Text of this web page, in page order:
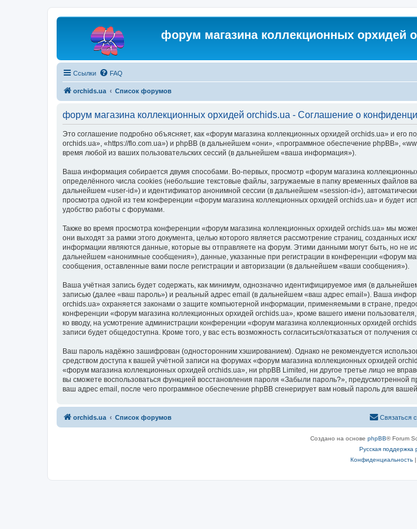
форум магазина коллекционных орхидей
Ссылки FAQ
orchids.ua Список форумов
форум магазина коллекционных орхидей orchids.ua - Соглашение о
Это соглашение подробно объясняет, как «форум магазина коллекционных орхидей orchids.ua» и
orchids.ua», «https://flo.com.ua») и phpBB (в дальнейшем «они», «программное обеспечение phpBB»,
время любой из ваших пользовательских сессий (в дальнейшем «ваша информация»).
Ваша информация собирается двумя способами. Во-первых, просмотр «форум магазина
определённого числа cookies (небольшие текстовые файлы, загружаемые в папку временных файлов
дальнейшем «user-id») и идентификатор анонимной сессии (в дальнейшем «session-id»),
просмотра одной из тем конференции «форум магазина коллекционных орхидей orchids.ua» и будет
удобство работы с форумами.
Также во время просмотра конференции «форум магазина коллекционных орхидей orchids.ua» мы
они выходят за рамки этого документа, целью которого является рассмотрение страниц, созданных
информации являются данные, которые вы отправляете на форум. Этими данными могут быть, но не
дальнейшем «анонимные сообщения»), данные, указанные при регистрации в конференции «форум
сообщения, оставленные вами после регистрации и авторизации (в дальнейшем «ваши сообщения»).
Ваша учётная запись будет содержать, как минимум, однозначно идентифицируемое имя (в
записью (далее «ваш пароль») и реальный адрес email (в дальнейшем «ваш адрес email»). Ваша
orchids.ua» охраняется законами о защите компьютерной информации, применяемыми в стране,
конференции «форум магазина коллекционных орхидей orchids.ua», кроме вашего имени
ко вводу, на усмотрение администрации конференции «форум магазина коллекционных орхидей
записи будет общедоступна. Кроме того, у вас есть возможность согласиться/отказаться от
Ваш пароль надёжно зашифрован (односторонним хэшированием). Однако не рекомендуется
средством доступа к вашей учётной записи на форумах «форум магазина коллекционных орхидей
«форум магазина коллекционных орхидей orchids.ua», ни phpBB Limited, ни другое третье лицо не
вы сможете воспользоваться функцией восстановления пароля «Забыли пароль?»,
ваш адрес email, после чего программное обеспечение phpBB сгенерирует вам новый пароль для
orchids.ua Список форумов Связаться
Создано на основе phpBB® Forum
Русская поддержка
Конфиденциальность|